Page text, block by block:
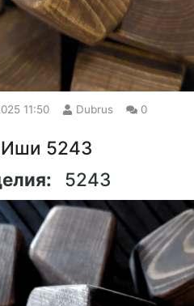
11:50 Dubrus 0
5243
5243